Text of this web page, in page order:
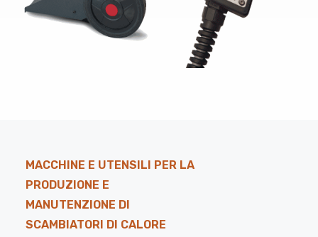
MACCHINE E UTENSILI PER LA
PRODUZIONE E
MANUTENZIONE DI
SCAMBIATORI DI CALORE